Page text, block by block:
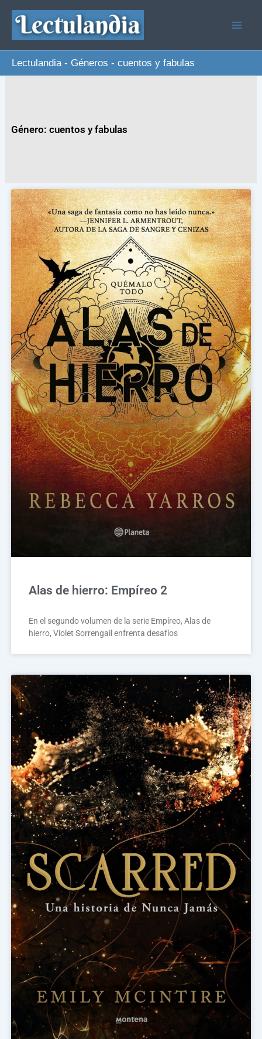
contenido
Lectulandia- Géneros - cuentos y fabulas
Género: cuentos y fabulas
Alas de hierro: Empíreo 2
En el segundo volumen de la serie Empíreo, Alas de
hierro, Violet Sorrengail enfrenta desafíos
PagePagePage Page